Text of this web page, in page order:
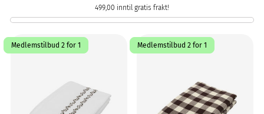
499,00 inntil gratis frakt!
Medlemstilbud 2 for 1 Medlemstilbud 2 for 1